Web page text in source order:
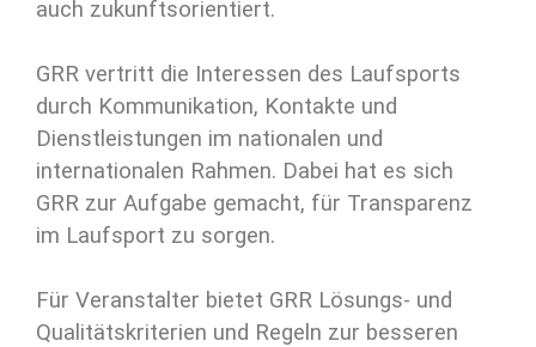
auch zukunftsorientiert.
GRR vertritt die Interessen des Laufsports
durch Kommunikation, Kontakte und
Dienstleistungen im nationalen und
internationalen Rahmen. Dabei hat es sich
GRR zur Aufgabe gemacht, für Transparenz
im Laufsport zu sorgen.
Für Veranstalter bietet GRR Lösungs- und
Qualitätskriterien und Regeln zur besseren